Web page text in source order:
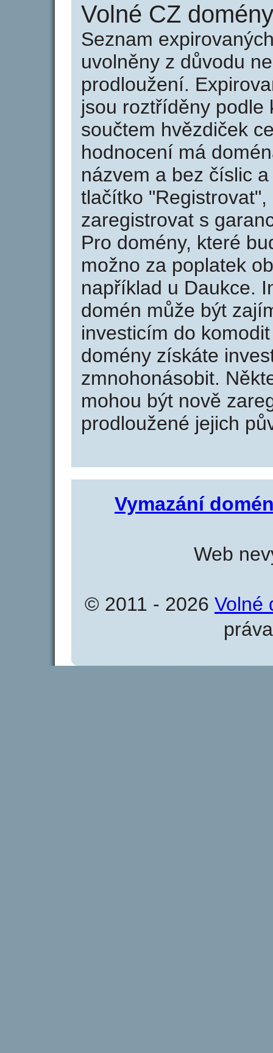
Volné CZ
Seznam
uvolněny z důvodu
prodloužení.
jsou roztříděny podle
součtem hvězdiček
hodnocení má
názvem a bez číslic
tlačítko
zaregistrovat s
Pro domény, které
možno za poplatek
například u Daukce.
domén může být
investicím do
domény získáte
zmnohonásobit.
mohou být nově
prodloužené jejich
Vymazání
Web
© 2011 - 2026 Volné